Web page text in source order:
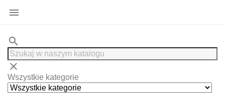

search
clear
Wszystkie kategorie